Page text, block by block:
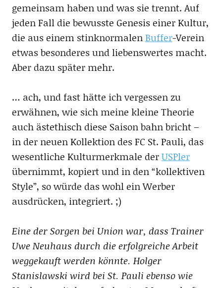
gemeinsam haben und was sie trennt. Auf
jeden Fall die bewusste Genesis einer Kultur,
die aus einem stinknormalenBuffer-Verein
etwas besonderes und liebenswertes macht.
Aber dazu später mehr.
… ach, und fast hätte ich vergessen zu
erwähnen, wie sich meine kleine Theorie
auch ästethisch diese Saison bahn bricht –
in der neuen Kollektion des FC St. Pauli, das
wesentliche Kulturmerkmale derUSPler
übernimmt, kopiert und in den “kollektiven
Style”, so würde das wohl ein Werber
ausdrücken, integriert. ;)
Eine der Sorgen bei Union war, dass Trainer
Uwe Neuhaus durch die erfolgreiche Arbeit
weggekauft werden könnte. Holger
Stanislawski wird bei St. Pauli ebenso wie